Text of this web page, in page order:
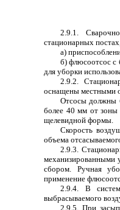
2.9.1.
стационарных
а)
б) флюсоотсос с
для уборки
2.9.2.
оснащены местными
Отсосы должны
более 40 мм от зоны
щелевидной формы.
Скорость
объема
2.9.3.
механизированными
сбором. Ручная
применение
2.9.4. В
выбрасываемого
2.9.5. При